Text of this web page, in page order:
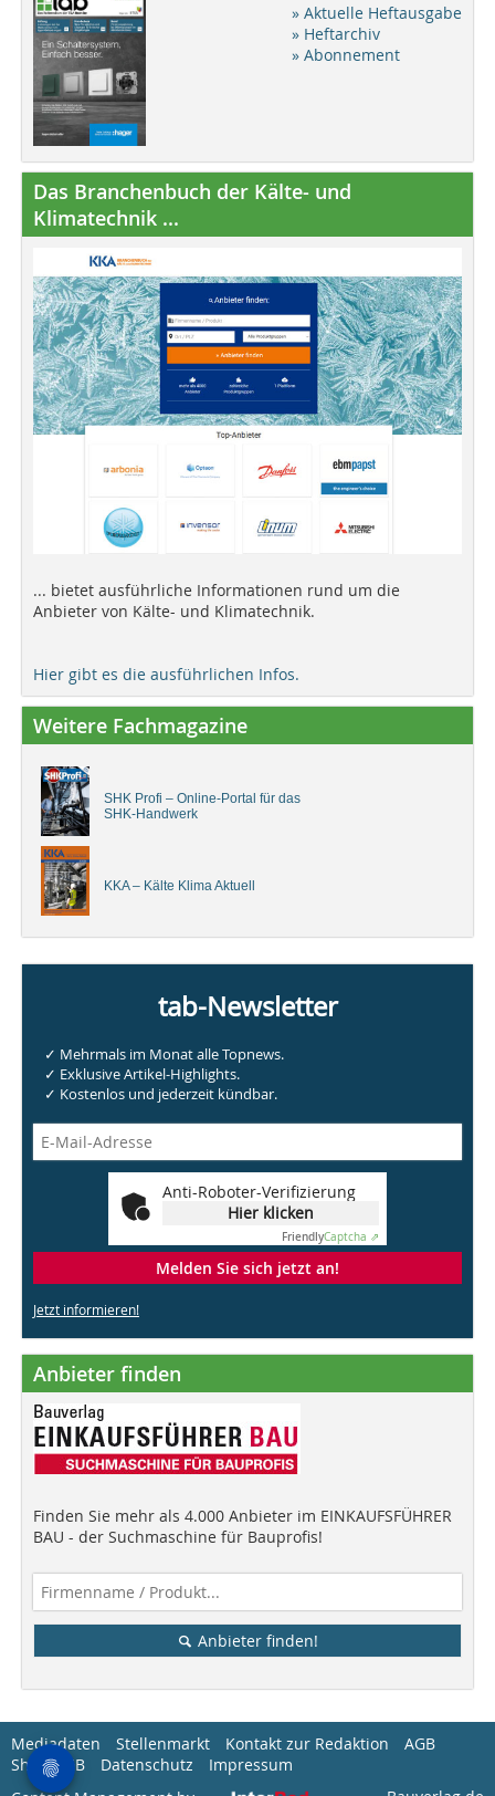
» Aktuelle Heftausgabe
» Heftarchiv
» Abonnement
Das Branchenbuch der Kälte- und
Klimatechnik ...
... bietet ausführliche Informationen rund um die
Anbieter von Kälte- und Klimatechnik.
Hier gibt es die ausführlichen Infos.
Weitere Fachmagazine
SHK Profi – Online-Portal für das
SHK-Handwerk
KKA – Kälte Klima Aktuell
tab-Newsletter
✓ Mehrmals im Monat alle Topnews.
✓ Exklusive Artikel-Highlights.
✓ Kostenlos und jederzeit kündbar.
Anti-Roboter-Verifizierung
Hier klicken
FriendlyCaptcha ⇗
Melden Sie sich jetzt an!
Jetzt informieren!
Anbieter finden
Finden Sie mehr als 4.000 Anbieter im EINKAUFSFÜHRER
BAU - der Suchmaschine für Bauprofis!
Anbieter finden!
Mediadaten Stellenmarkt Kontakt zur Redaktion
AGB
Shop-AGB
Datenschutz
Impressum